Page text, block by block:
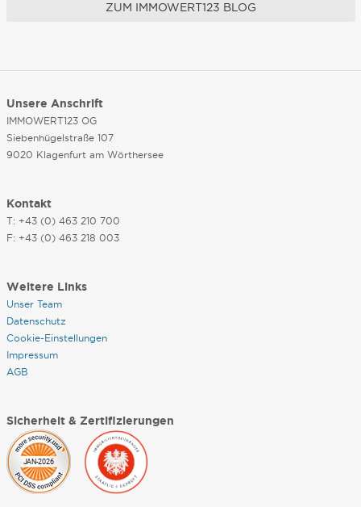
ZUM IMMOWERT123 BLOG
Unsere Anschrift
IMMOWERT123 OG
Siebenhügelstraße 107
9020 Klagenfurt am Wörthersee
Kontakt
T: +43 (0) 463 210 700
F: +43 (0) 463 218 003
Weitere Links
Unser Team
Datenschutz
Cookie-Einstellungen
Impressum
AGB
Sicherheit & Zertifizierungen